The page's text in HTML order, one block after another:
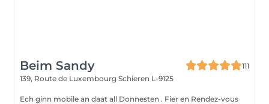
Beim Sandy
111
139, Route de Luxembourg Schieren L-9125
Ech ginn mobile an daat all Donnesten . Fier en Rendez-vous